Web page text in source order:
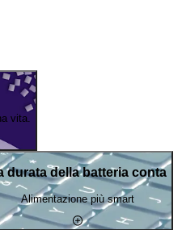
vita.
durata della batteria conta
Alimentazione più smart